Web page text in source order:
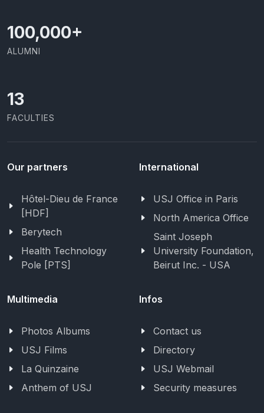
100,000+
ALUMNI
13
FACULTIES
Our partners
Hôtel-Dieu de France
[HDF]
Berytech
Health Technology
Pole [PTS]
International
USJ Office in Paris
North America Office
Saint Joseph
University Foundation,
Beirut Inc. - USA
Multimedia
Photos Albums
USJ Films
La Quinzaine
Anthem of USJ
Infos
Contact us
Directory
USJ Webmail
Security measures